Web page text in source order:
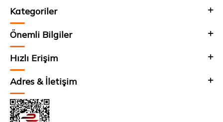
Kategoriler
Önemli Bilgiler
Hızlı Erişim
Adres & İletişim